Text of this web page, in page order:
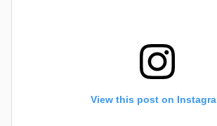
View this post on